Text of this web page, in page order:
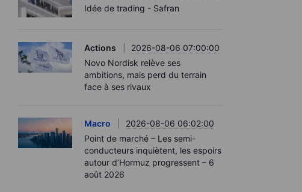
Idée de trading - Safran
Actions
2026-08-06 07:00:00
Novo Nordisk relève ses
ambitions, mais perd du terrain
face à ses rivaux
Macro
2026-08-06 06:02:00
Point de marché – Les semi-
conducteurs inquiètent, les espoirs
autour d’Hormuz progressent – 6
août 2026